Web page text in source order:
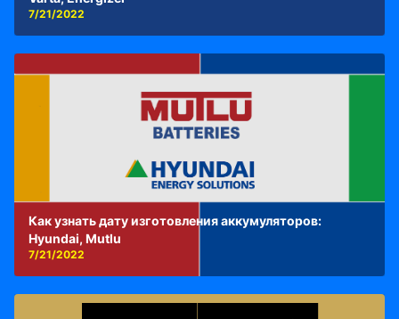
7/21/2022
Как узнать дату изготовления аккумуляторов:
Hyundai, Mutlu
7/21/2022